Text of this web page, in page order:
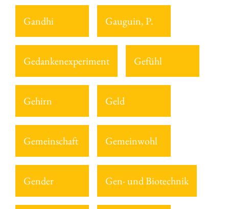
Gandhi Gauguin, P.
Gedankenexperiment Gefühl
Gehirn Geld
Gemeinschaft Gemeinwohl
Gender Gen- und Biotechnik